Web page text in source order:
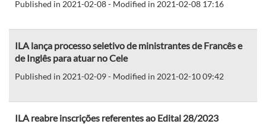
Published in 2021-02-08 - Modified in 2021-02-08 17:16
ILA lança processo seletivo de ministrantes de Francês e
de Inglês para atuar no Cele
Published in 2021-02-09 - Modified in 2021-02-10 09:42
ILA reabre inscrições referentes ao Edital 28/2023